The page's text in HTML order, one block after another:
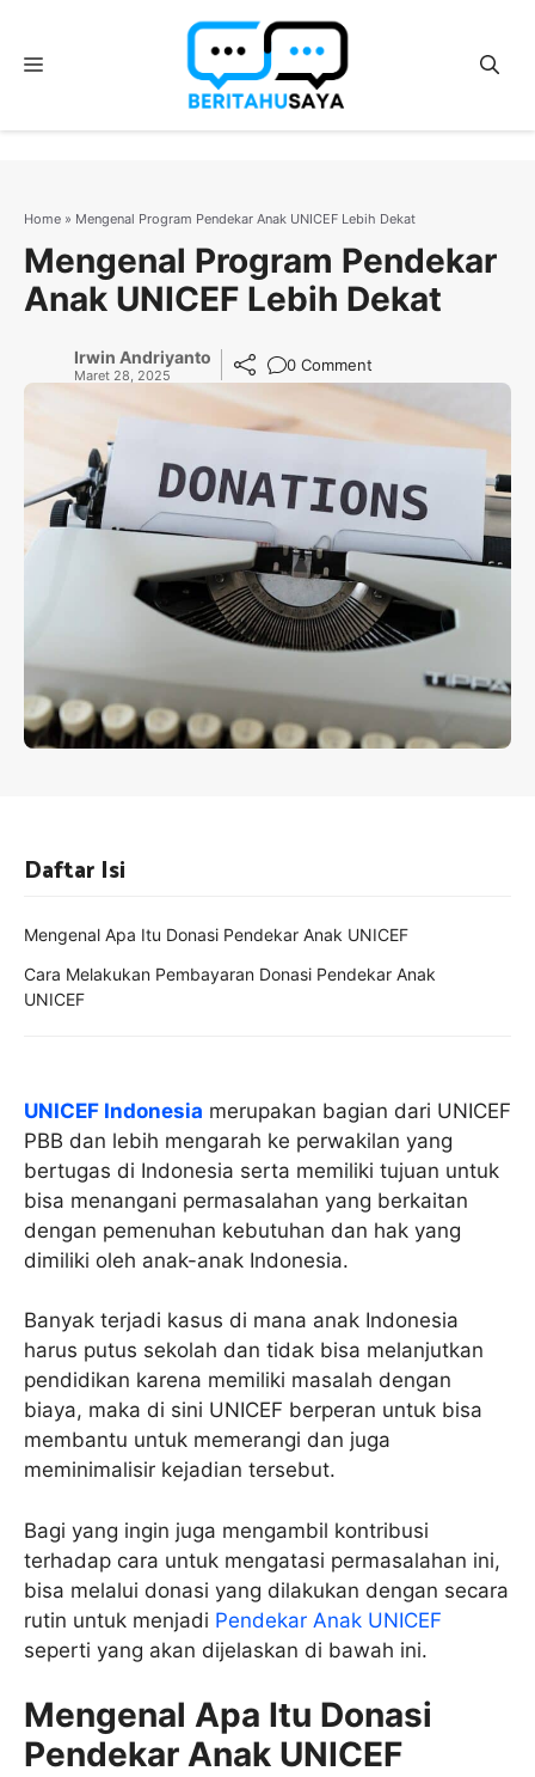
Menu
Home » Mengenal Program Pendekar Anak UNICEF Lebih Dekat
Mengenal Program Pendekar
Anak UNICEF Lebih Dekat
Irwin Andriyanto
Maret 28, 2025
0 Comment
UNICEF Indonesia merupakan bagian dari UNICEF
PBB dan lebih mengarah ke perwakilan yang
bertugas di Indonesia serta memiliki tujuan untuk
bisa menangani permasalahan yang berkaitan
dengan pemenuhan kebutuhan dan hak yang
dimiliki oleh anak-anak Indonesia.
Banyak terjadi kasus di mana anak Indonesia
harus putus sekolah dan tidak bisa melanjutkan
pendidikan karena memiliki masalah dengan
biaya, maka di sini UNICEF berperan untuk bisa
membantu untuk memerangi dan juga
meminimalisir kejadian tersebut.
Bagi yang ingin juga mengambil kontribusi
terhadap cara untuk mengatasi permasalahan ini,
bisa melalui donasi yang dilakukan dengan secara
rutin untuk menjadi Pendekar Anak UNICEF
seperti yang akan dijelaskan di bawah ini.
Mengenal Apa Itu Donasi
Pendekar Anak UNICEF
Daftar Isi
Mengenal Apa Itu Donasi Pendekar Anak UNICEF
Cara Melakukan Pembayaran Donasi Pendekar Anak
UNICEF